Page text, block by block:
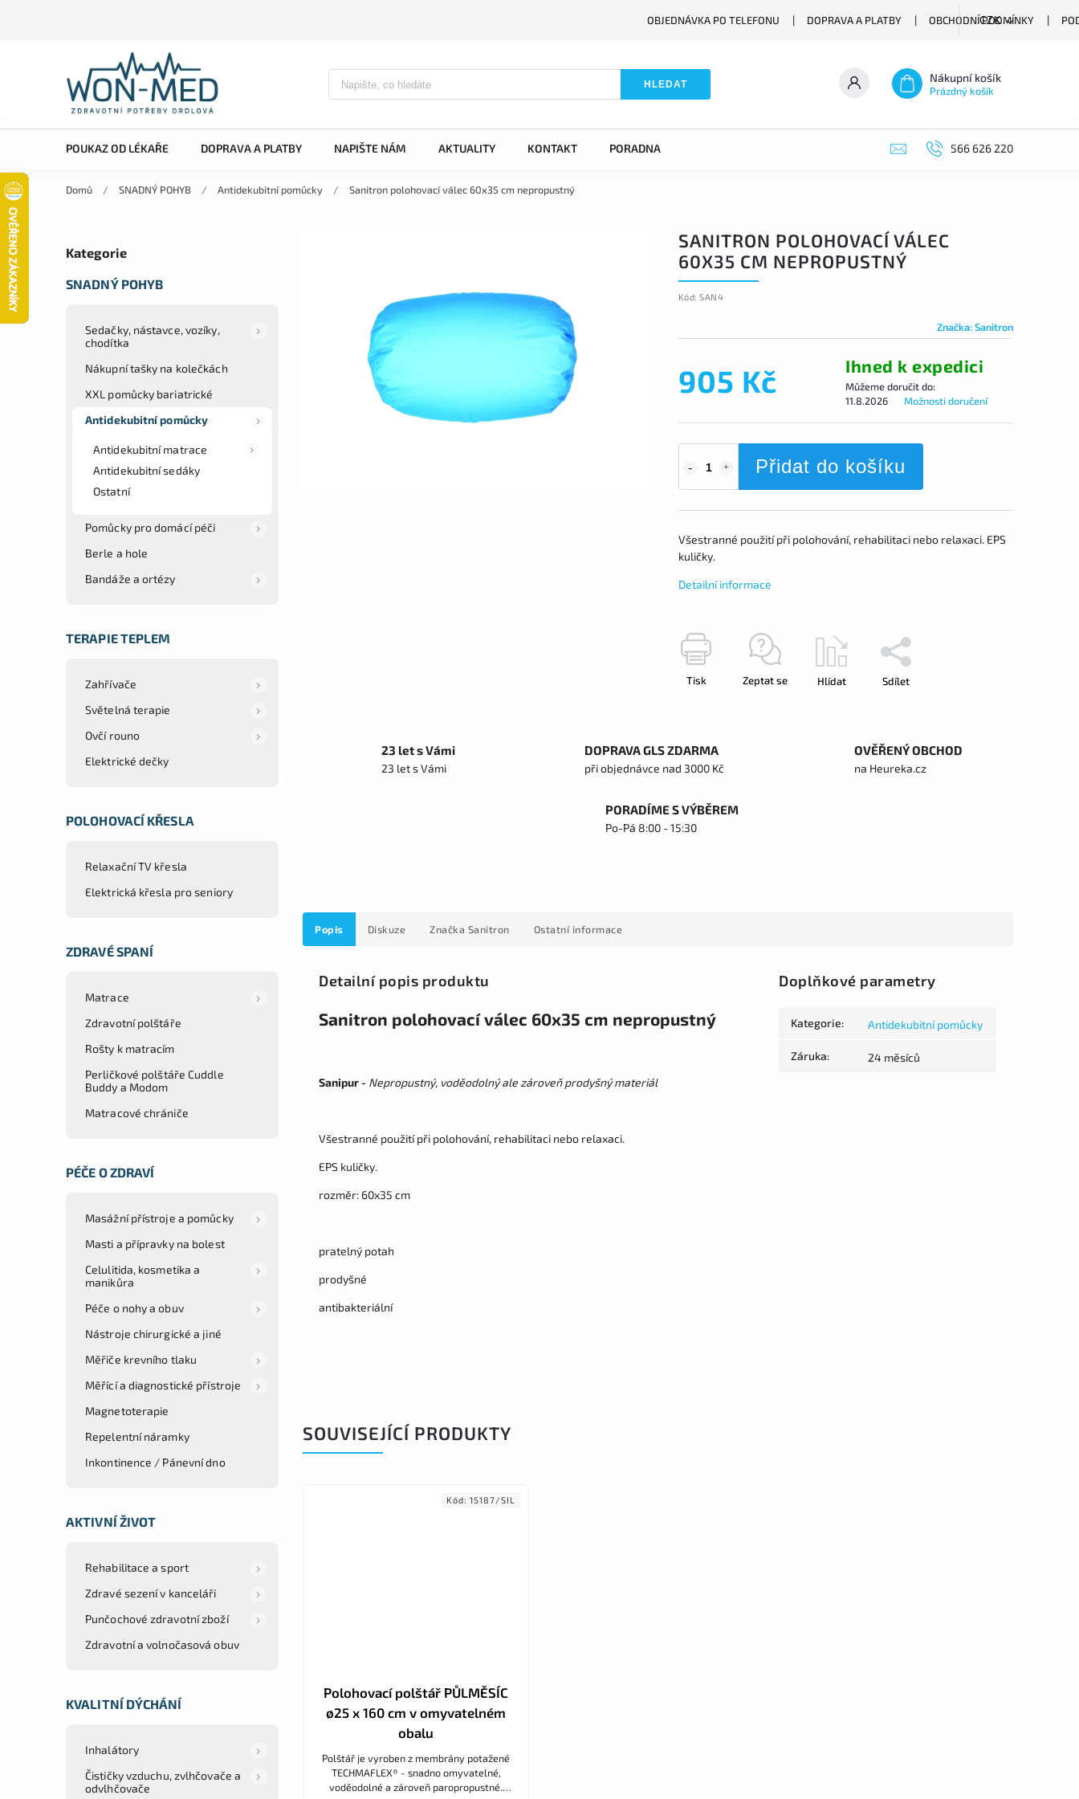
OBJEDNÁVKA PO TELEFONU DOPRAVA A PLATBY OBCHODNÍ PODMÍNKY
CZK
HLEDAT Nákupní košík
Prázdný košík
POUKAZ OD LÉKAŘE DOPRAVA A PLATBY NAPIŠTE NÁM AKTUALITY KONTAKT PORADNA 566 626 220
Domů / SNADNÝ POHYB / Antidekubitní pomůcky / Sanitron polohovací válec 60x35 cm nepropustný
Kategorie
SNADNÝ POHYB
Sedačky, nástavce, vozíky,
chodítka
Nákupní tašky na kolečkách
XXL pomůcky bariatrické
Antidekubitní pomůcky
Antidekubitní matrace
Antidekubitní sedáky
Ostatní
Pomůcky pro domácí péči
Berle a hole
Bandáže a ortézy
TERAPIE TEPLEM
Zahřívače
Světelná terapie
Ovčí rouno
Elektrické dečky
POLOHOVACÍ KŘESLA
Relaxační TV křesla
Elektrická křesla pro seniory
ZDRAVÉ SPANÍ
Matrace
Zdravotní polštáře
Rošty k matracím
Perličkové polštáře Cuddle
Buddy a Modom
Matracové chrániče
PÉČE O ZDRAVÍ
Masážní přístroje a pomůcky
Masti a přípravky na bolest
Celulitida, kosmetika a
manikůra
Péče o nohy a obuv
Nástroje chirurgické a jiné
Měřiče krevního tlaku
Měřící a diagnostické přístroje
Magnetoterapie
Repelentní náramky
Inkontinence / Pánevní dno
AKTIVNÍ ŽIVOT
Rehabilitace a sport
Zdravé sezení v kanceláři
Punčochové zdravotní zboží
Zdravotní a volnočasová obuv
KVALITNÍ DÝCHÁNÍ
Inhalátory
Čističky vzduchu, zvlhčovače a
odvlhčovače
SANITRON POLOHOVACÍ VÁLEC
60X35 CM NEPROPUSTNÝ
Kód: SAN4
Značka:Sanitron
905 Kč Ihned k expedici
Můžeme doručit do:
11.8.2026
Možnosti doručení
Přidat do košíku
Všestranné použití při polohování, rehabilitaci nebo relaxaci. EPS
kuličky.
Detailní informace
Tisk Zeptat se Hlídat Sdílet
23 let s Vámi
23 let s Vámi
DOPRAVA GLS ZDARMA
při objednávce nad 3000 Kč
OVĚŘENÝ OBCHOD
na Heureka.cz
PORADÍME S VÝBĚREM
Po-Pá 8:00 - 15:30
Popis Diskuze Značka Sanitron Ostatní informace
Detailní popis produktu
Sanitron polohovací válec 60x35 cm nepropustný
Sanipur - Nepropustný, voděodolný ale zároveň prodyšný materiál
Všestranné použití při polohování, rehabilitaci nebo relaxaci.
EPS kuličky.
rozměr: 60x35 cm
pratelný potah
prodyšné
antibakteriální
Doplňkové parametry
Kategorie: Antidekubitní pomůcky
Záruka: 24 měsíců
SOUVISEJÍCÍ PRODUKTY
Polohovací polštář PŮLMĚSÍC
ø25 x 160 cm v omyvatelném
obalu
Polštář je vyroben z membrány potažené
TECHMAFLEX® - snadno omyvatelné,
voděodolné a zároveň paropropustné.
Kód: 15187/SIL